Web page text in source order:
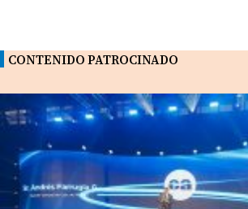
CONTENIDO PATROCINADO